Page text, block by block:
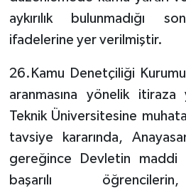
aykırılık bulunmadığı
ifadelerine yer verilmiştir.
26.Kamu Denetçiliği
aranmasına yönelik
Teknik Üniversitesine
tavsiye kararında,
gereğince Devletin maddi
başarılı